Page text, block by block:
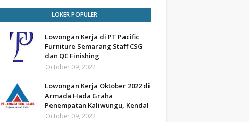
LOKER POPULER
Lowongan Kerja di PT Pacific
Furniture Semarang Staff CSG
dan QC Finishing
October 09, 2022
Lowongan Kerja Oktober 2022 di
Armada Hada Graha
Penempatan Kaliwungu, Kendal
October 09, 2022